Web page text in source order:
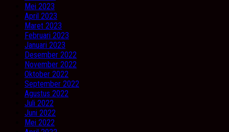
Mei 2023
April 2023
Maret 2023
Februari 2023
Januari 2023
Desember 2022
November 2022
Oktober 2022
September 2022
Agustus 2022
Juli 2022
Juni 2022
Mei 2022